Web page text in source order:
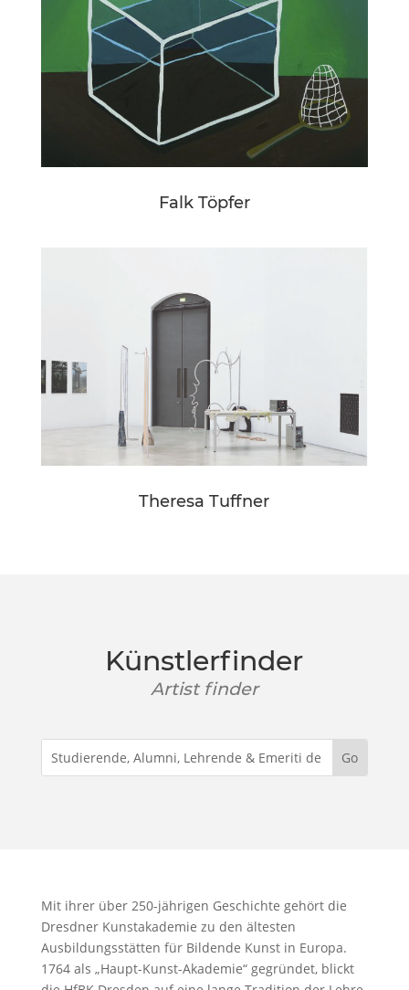
Falk Töpfer
Theresa Tuffner
Künstlerfinder
Artist finder
Mit ihrer über 250-jährigen Geschichte gehört die
Dresdner Kunstakademie zu den ältesten
Ausbildungsstätten für Bildende Kunst in Europa.
1764 als „Haupt-Kunst-Akademie“ gegründet, blickt